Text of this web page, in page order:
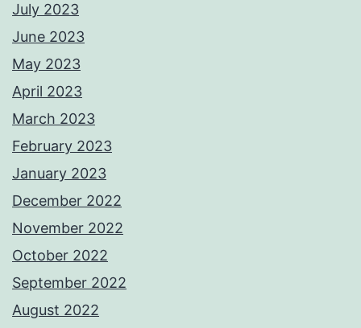
July 2023
June 2023
May 2023
April 2023
March 2023
February 2023
January 2023
December 2022
November 2022
October 2022
September 2022
August 2022